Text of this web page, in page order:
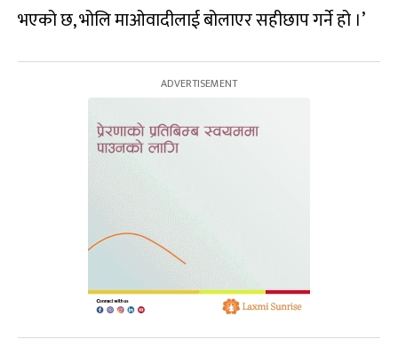
भएको छ, भोलि माओवादीलाई बोलाएर सहीछाप गर्ने हो ।’